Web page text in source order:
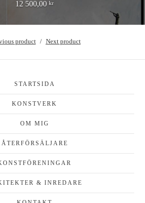
12 500,00 kr
product Next product
STARTSIDA
KONSTVERK
OM MIG
ÅTERFÖRSÄLJARE
& INREDARE